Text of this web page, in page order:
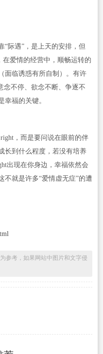
“际遇”，是上天的安排，但
在爱情的经营中，顺畅运转的
面临诱惑有所自制）。有许
念不停、欲念不断、争逐不
幸福的关键。
，而是要问说在眼前的伴
长到什么程度，若没有培养
出现在你身边，幸福依然会
不就是许多“爱情虚无症”的遭
参考，如果网站中图片和文字侵